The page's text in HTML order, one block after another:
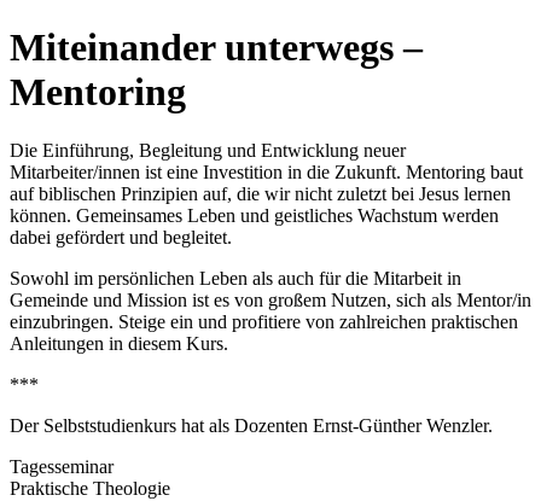
Miteinander unterwegs –
Mentoring
Die Einführung, Begleitung und Entwicklung neuer
Mitarbeiter/innen ist eine Investition in die Zukunft. Mentoring baut
auf biblischen Prinzipien auf, die wir nicht zuletzt bei Jesus lernen
können. Gemeinsames Leben und geistliches Wachstum werden
dabei gefördert und begleitet.
Sowohl im persönlichen Leben als auch für die Mitarbeit in
Gemeinde und Mission ist es von großem Nutzen, sich als Mentor/in
einzubringen. Steige ein und profitiere von zahlreichen praktischen
Anleitungen in diesem Kurs.
***
Der Selbststudienkurs hat als Dozenten Ernst-Günther Wenzler.
Tagesseminar
Praktische Theologie